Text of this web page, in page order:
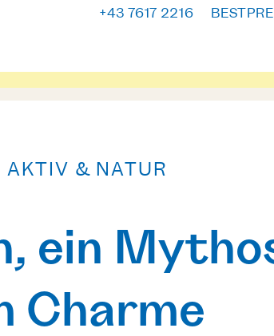
+43 7617 2216
& NATUR
ein
Charme